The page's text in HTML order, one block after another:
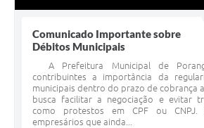
Comunicado Importante sobre
Débitos Municipais
A Prefeitura Municipal de
contribuintes a importância da
municipais dentro do prazo de cobrança
busca facilitar a negociação e evitar
como protestos em CPF ou
empresários que ainda...